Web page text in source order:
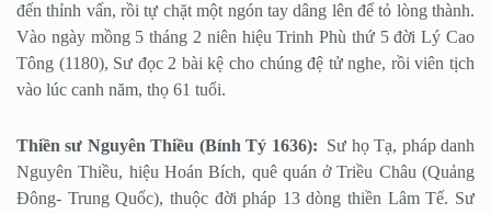
đến thỉnh vấn, rồi tự chặt một ngón tay dâng lên để tỏ lòng thành.
Vào ngày mồng 5 tháng 2 niên hiệu Trinh Phù thứ 5 đời Lý Cao
Tông (1180), Sư đọc 2 bài kệ cho chúng đệ tử nghe, rồi viên tịch
vào lúc canh năm, thọ 61 tuổi.
Thiền sư Nguyên Thiều (Bính Tý 1636): Sư họ Tạ, pháp danh
Nguyên Thiều, hiệu Hoán Bích, quê quán ở Triều Châu (Quảng
Đông- Trung Quốc), thuộc đời pháp 13 dòng thiền Lâm Tế. Sư